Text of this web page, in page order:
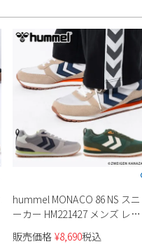
hummel MONACO 86 NS スニ
ーカー HM221427 メンズ レデ
ィース ユニセックス
販売価格 ¥8,690税込